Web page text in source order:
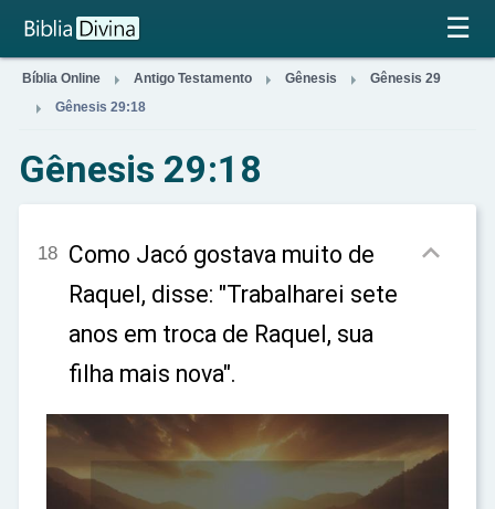
×
☰
Bíblia Online  Antigo Testamento  Gênesis  Gênesis 29
 Gênesis 29:18
Gênesis 29:18
18 Como Jacó gostava muito de
Raquel, disse: "Trabalharei sete
anos em troca de Raquel, sua
filha mais nova".
